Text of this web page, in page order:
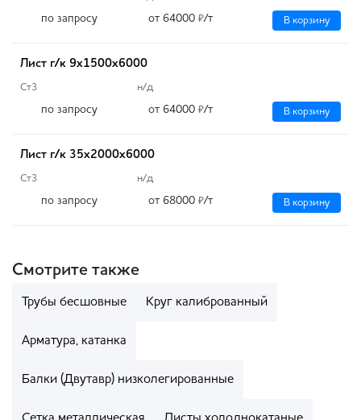
по запросу от 64000 ₽/т В корзину
Лист г/к 9х1500х6000
Ст3 н/д
по запросу от 64000 ₽/т В корзину
Лист г/к 35х2000х6000
Ст3 н/д
по запросу от 68000 ₽/т В корзину
Смотрите также
Трубы бесшовные Круг калиброванный
Арматура, катанка
Балки (Двутавр) низколегированные